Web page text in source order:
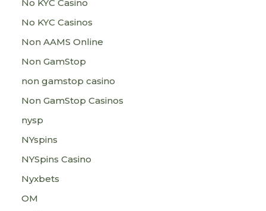
No KYC Casino
No KYC Casinos
Non AAMS Online
Non GamStop
non gamstop casino
Non GamStop Casinos
nysp
NYspins
NYSpins Casino
Nyxbets
OM